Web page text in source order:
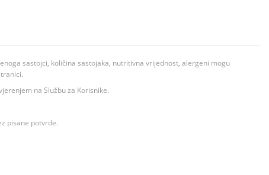
sastojci, količina sastojaka, nutritivna vrijednost, alergeni mogu
na Službu za Korisnike.
pisane potvrde.